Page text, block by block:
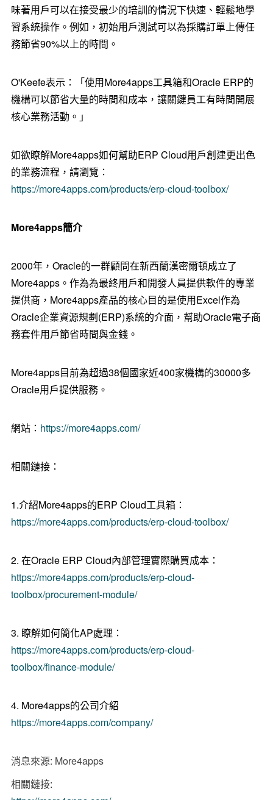
味著用戶可以在接受最少的培訓的情況下快速、輕鬆地學
習系統操作。例如，初始用戶測試可以為採購訂單上傳任
務節省90%以上的時間。
O'Keefe表示：「使用More4apps工具箱和Oracle ERP的
機構可以節省大量的時間和成本，讓關鍵員工有時間開展
核心業務活動。」
如欲瞭解More4apps如何幫助ERP Cloud用戶創建更出色
的業務流程，請瀏覽：
https://more4apps.com/products/erp-cloud-toolbox/
More4apps簡介
2000年，Oracle的一群顧問在新西蘭漢密爾頓成立了
More4apps。作為為最終用戶和開發人員提供軟件的專業
提供商，More4apps產品的核心目的是使用Excel作為
Oracle企業資源規劃(ERP)系統的介面，幫助Oracle電子商
務套件用戶節省時間與金錢。
More4apps目前為超過38個國家近400家機構的30000多
Oracle用戶提供服務。
網站： https://more4apps.com/
相關鏈接：
1.介紹More4apps的ERP Cloud工具箱：
https://more4apps.com/products/erp-cloud-toolbox/
2. 在Oracle ERP Cloud內部管理實際購買成本：
https://more4apps.com/products/erp-cloud-
toolbox/procurement-module/
3. 瞭解如何簡化AP處理：
https://more4apps.com/products/erp-cloud-
toolbox/finance-module/
4. More4apps的公司介紹
https://more4apps.com/company/
消息來源: More4apps
相關鏈接: